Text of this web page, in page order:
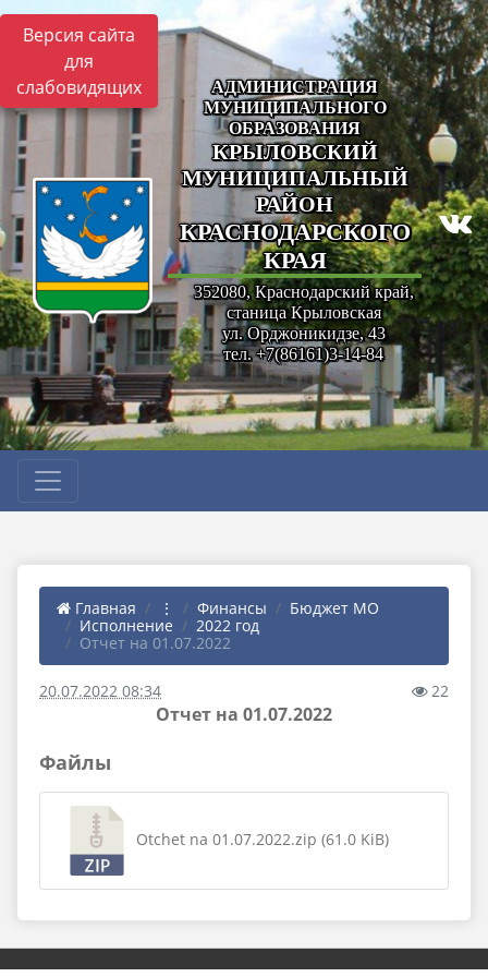
Версия сайта
для
слабовидящих
АДМИНИСТРАЦИЯ
МУНИЦИПАЛЬНОГО
ОБРАЗОВАНИЯ
КРЫЛОВСКИЙ
МУНИЦИПАЛЬНЫЙ
РАЙОН
КРАСНОДАРСКОГО
КРАЯ
352080, Краснодарский край,
станица Крыловская
ул. Орджоникидзе, 43
тел. +7(86161)3-14-84
Главная ⋮ Финансы
Бюджет МО
Исполнение
2022 год
Отчет на 01.07.2022
20.07.2022 08:34 22
Отчет на 01.07.2022
Файлы
Otchet na 01.07.2022.zip (61.0 KiB)